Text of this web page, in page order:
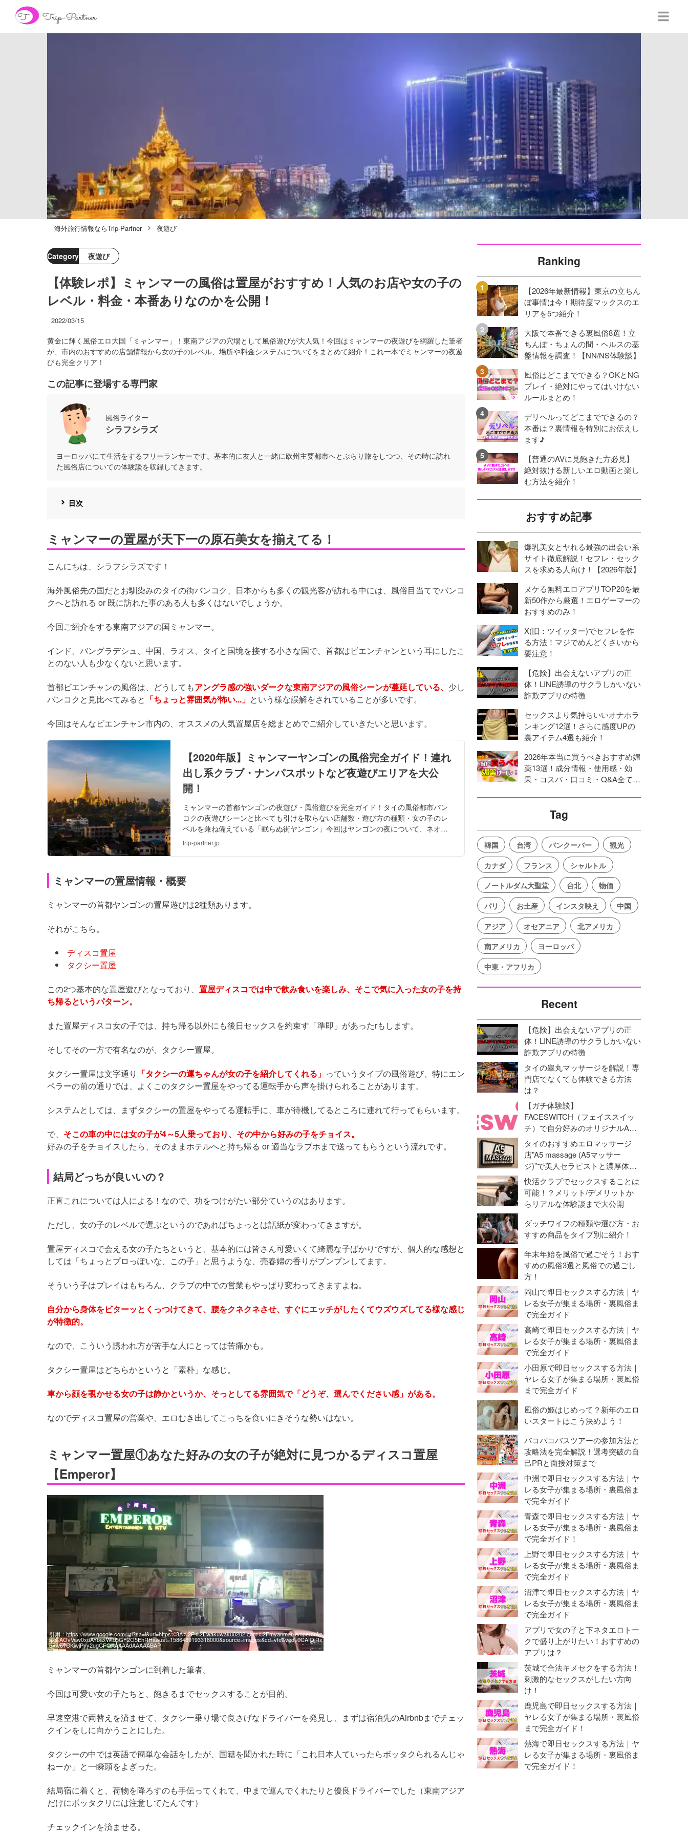
海外旅行情報ならTrip-Partner 夜遊び
Category 夜遊び
【体験レポ】ミャンマーの風俗は置屋がおすすめ！人気のお店や女の子の
レベル・料金・本番ありなのかを公開！
2022/03/15
黄金に輝く風俗エロ大国「ミャンマー」！東南アジアの穴場として風俗遊びが大人気！今回はミャンマーの夜遊びを網羅した筆者
が、市内のおすすめの店舗情報から女の子のレベル、場所や料金システムについてをまとめて紹介！これ一本でミャンマーの夜遊
びも完全クリア！
この記事に登場する専門家
風俗ライター
シラフシラズ
ヨーロッパにて生活をするフリーランサーです。基本的に友人と一緒に欧州主要都市へとぶらり旅をしつつ、その時に訪れ
た風俗店についての体験談を収録してきます。
目次
ミャンマーの置屋が天下一の原石美女を揃えてる！
こんにちは、シラフシラズです！
海外風俗先の国だとお馴染みのタイの街バンコク、日本からも多くの観光客が訪れる中には、風俗目当てでバンコ
クへと訪れる or 既に訪れた事のある人も多くはないでしょうか。
今回ご紹介をする東南アジアの国ミャンマー。
インド、バングラデシュ、中国、ラオス、タイと国境を接する小さな国で、首都はビエンチャンという耳にしたこ
とのない人も少なくないと思います。
首都ビエンチャンの風俗は、どうしてもアングラ感の強いダークな東南アジアの風俗シーンが蔓延している、 少し
バンコクと見比べてみると 「ちょっと雰囲気が怖い...」 という様な誤解をされていることが多いです。
今回はそんなビエンチャン市内の、オススメの人気置屋店を総まとめでご紹介していきたいと思います。
【2020年版】ミャンマーヤンゴンの風俗完全ガイド！連れ
出し系クラブ・ナンパスポットなど夜遊びエリアを大公
開！
ミャンマーの首都ヤンゴンの夜遊び・風俗遊びを完全ガイド！タイの風俗都市バン
コクの夜遊びシーンと比べても引けを取らない店舗数・遊び方の種類・女の子のレ
ベルを兼ね備えている「眠らぬ街ヤンゴン」今回はヤンゴンの夜について、ネオン
が燦々とする大人の夜遊びシーンを徹底解説
trip-partner.jp
ミャンマーの置屋情報・概要
ミャンマーの首都ヤンゴンの置屋遊びは2種類あります。
それがこちら。
ディスコ置屋
タクシー置屋
この2つ基本的な置屋遊びとなっており、 置屋ディスコでは中で飲み食いを楽しみ、そこで気に入った女の子を持
ち帰るというパターン。
また置屋ディスコ女の子では、持ち帰る以外にも後日セックスを約束す「準即」があったrもします。
そしてその一方で有名なのが、タクシー置屋。
タクシー置屋は文字通り 「タクシーの運ちゃんが女の子を紹介してくれる」 っていうタイプの風俗遊び、特にエン
ペラーの前の通りでは、よくこのタクシー置屋をやってる運転手から声を掛けられることがあります。
システムとしては、まずタクシーの置屋をやってる運転手に、車が待機してるところに連れて行ってもらいます。
で、 そこの車の中には女の子が4～5人乗っており、その中から好みの子をチョイス。
好みの子をチョイスしたら、そのままホテルへと持ち帰る or 適当なラブホまで送ってもらうという流れです。
結局どっちが良いいの？
正直これについては人による！なので、功をつけがたい部分ていうのはあります。
ただし、女の子のレベルで選ぶというのであればちょっとは話紙が変わってきますが。
置屋ディスコで会える女の子たちというと、基本的には皆さん可愛いくて綺麗な子ばかりですが、個人的な感想と
しては「ちょっとプロっぽいな、この子」と思うような、売春婦の香りがプンプンしてます。
そういう子はプレイはもちろん、クラブの中での営業もやっぱり変わってきますよね。
自分から身体をビターッとくっつけてきて、腰をクネクネさせ、すぐにエッチがしたくてウズウズしてる様な感じ
が特徴的。
なので、こういう誘われ方が苦手な人にとっては苦痛かも。
タクシー置屋はどちらかというと「素朴」な感じ。
車から顔を覗かせる女の子は静かというか、そっとしてる雰囲気で「どうぞ、選んでください感」がある。
なのでディスコ置屋の営業や、エロむき出してこっちを食いにきそうな勢いはない。
ミャンマー置屋①あなた好みの女の子が絶対に見つかるディスコ置屋
【Emperor】
引用：https://www.google.com/url?sa=i&url=https%3A%2F%2Fwakuwaku0202.com%2Fmyanmar-emperor&p
sig=AOvVaw0xuAYbaxWto5GF2O5EhRHa&ust=1586489193318000&source=images&cd=vfe&ved=0CAIQjRx
qFwoTCKiwjPyy2ugCFQAAAAAdAAAAABAP
ミャンマーの首都ヤンゴンに到着した筆者。
今回は可愛い女の子たちと、飽きるまでセックスすることが目的。
早速空港で両替えを済ませて、タクシー乗り場で良さげなドライバーを発見し、まずは宿泊先のAirbnbまでチェッ
クインをしに向かうことにした。
タクシーの中では英語で簡単な会話をしたが、国籍を聞かれた時に「これ日本人ていったらボッタクられるんじゃ
ねーか」と一瞬頭をよぎった。
結局宿に着くと、荷物を降ろすのも手伝ってくれて、中まで運んでくれたりと優良ドライバーでした（東南アジア
だけにボッタクリには注意してたんです）
チェックインを済ませる。
Ranking
【2026年最新情報】東京の立ちん
ぼ事情は今！期待度マックスのエ
リアを5つ紹介！
大阪で本番できる裏風俗8選！立
ちんぼ・ちょんの間・ヘルスの基
盤情報を調査！【NN/NS体験談】
風俗はどこまでできる？OKとNG
プレイ・絶対にやってはいけない
ルールまとめ！
デリヘルってどこまでできるの？
本番は？裏情報を特別にお伝えし
ます♪
【普通のAVに見飽きた方必見】
絶対抜ける新しいエロ動画と楽し
む方法を紹介！
おすすめ記事
爆乳美女とヤれる最強の出会い系
サイト徹底解説！セフレ・セック
スを求める人向け！【2026年版】
ヌケる無料エロアプリTOP20を最
新50作から厳選！エロゲーマーの
おすすめのみ！
X(旧：ツイッター)でセフレを作
る方法！マジでめんどくさいから
要注意！
【危険】出会えないアプリの正
体！LINE誘導のサクラしかいない
詐欺アプリの特徴
セックスより気持ちいいオナホラ
ンキング12選！さらに感度UPの
裏アイテム4選も紹介！
2026年本当に買うべきおすすめ媚
薬13選！成分情報・使用感・効
果・コスパ・口コミ・Q&A全てを
Tag
韓国 台湾 バンクーバー
観光
カナダ
フランス
シャルトル
ノートルダム大聖堂
台北
物価
パリ
お土産 インスタ映え
中国
アジア
オセアニア
北アメリカ
南アメリカ
ヨーロッパ
中東・アフリカ
Recent
【危険】出会えないアプリの正
体！LINE誘導のサクラしかいない
詐欺アプリの特徴
タイの睾丸マッサージを解説！専
門店でなくても体験できる方法
は？
【ガチ体験談】
FACESWITCH（フェイススイッ
チ）で自分好みのオリジナルAV
動画を作成！オナニーライフに革
命勃発！
タイのおすすめエロマッサージ
店”A5 massage (A5マッサー
ジ)”で美人セラピストと濃厚体験
【抜き・本番】
快活クラブでセックスすることは
可能！？メリット/デメリットか
らリアルな体験談まで大公開
ダッチワイフの種類や選び方・お
すすめ商品をタイプ別に紹介！
年末年始を風俗で過ごそう！おす
すめの風俗3選と風俗での過ごし
方！
岡山で即日セックスする方法｜ヤ
レる女子が集まる場所・裏風俗ま
で完全ガイド
高崎で即日セックスする方法｜ヤ
レる女子が集まる場所・裏風俗ま
で完全ガイド
小田原で即日セックスする方法｜
ヤレる女子が集まる場所・裏風俗
まで完全ガイド
風俗の姫はじめって？新年のエロ
いスタートはこう決めよう！
バコバコバスツアーの参加方法と
攻略法を完全解説！選考突破の自
己PRと面接対策まで
中洲で即日セックスする方法｜ヤ
レる女子が集まる場所・裏風俗ま
で完全ガイド
青森で即日セックスする方法｜ヤ
レる女子が集まる場所・裏風俗ま
で完全ガイド！
上野で即日セックスする方法｜ヤ
レる女子が集まる場所・裏風俗ま
で完全ガイド
沼津で即日セックスする方法｜ヤ
レる女子が集まる場所・裏風俗ま
で完全ガイド
アプリで女の子と下ネタエロトー
クで盛り上がりたい！おすすめの
アプリは？
茨城で合法キメセクをする方法！
刺激的なセックスがしたい方向
け！
鹿児島で即日セックスする方法｜
ヤレる女子が集まる場所・裏風俗
まで完全ガイド！
熱海で即日セックスする方法｜ヤ
レる女子が集まる場所・裏風俗ま
で完全ガイド！